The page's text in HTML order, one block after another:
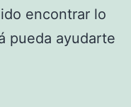
encontrar lo
pueda ayudarte